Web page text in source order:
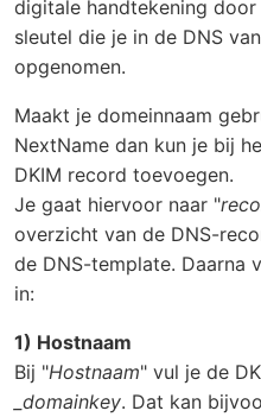
digitale handtekening
sleutel die je in de DNS
opgenomen.
Maakt je domeinnaam
NextName dan kun je bij
DKIM record toevoegen.
Je gaat hiervoor naar "
overzicht van de DNS-
de DNS-template. Daarna
in:
1) Hostnaam
Bij "Hostnaam" vul je de
_domainkey. Dat kan